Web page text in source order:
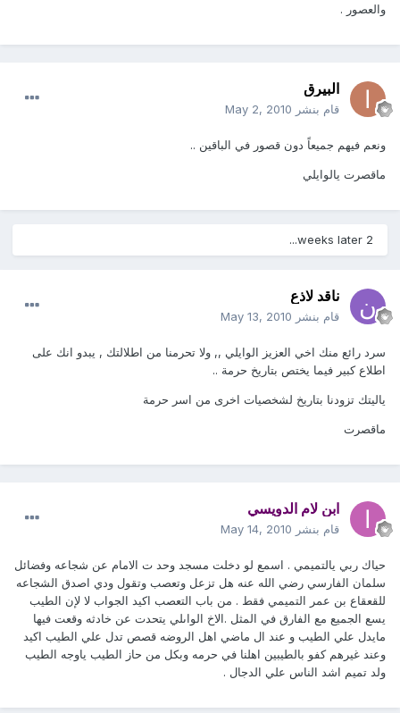
والعصور .
البيرق
قام بنشر May 2, 2010
ونعم فيهم جميعاً دون قصور في الباقين ..
ماقصرت يالوايلي
2 weeks later...
ناقد لاذع
قام بنشر May 13, 2010
سرد رائع منك اخي العزيز الوايلي ,, ولا تحرمنا من اطلالتك , يبدو انك على
اطلاع كبير فيما يختص بتاريخ حرمة ..
ياليتك تزودنا بتاريخ لشخصيات اخرى من اسر حرمة
ماقصرت
ابن لام الدويسي
قام بنشر May 14, 2010
حياك ربي يالتميمي . اسمع لو دخلت مسجد وحد ت الامام عن شجاعه وفضائل
سلمان الفارسي رضي الله عنه هل تزعل وتعصب وتقول ودي اصدق الشجاعه
للقعقاع بن عمر التميمي فقط . من باب التعصب اكيد الجواب لا لإن الطيب
يسع الجميع مع الفارق في المثل .الاخ الواىلي يتحدت عن خادثه وقعت فيها
مايدل علي الطيب و عند ال ماضي اهل الروضه قصص تدل علي الطيب اكيد
وعند غيرهم كفو بالطيبين اهلنا في حرمه وبكل من حاز الطيب ياوجه الطيب
ولد تميم اشد الناس علي الدجال .